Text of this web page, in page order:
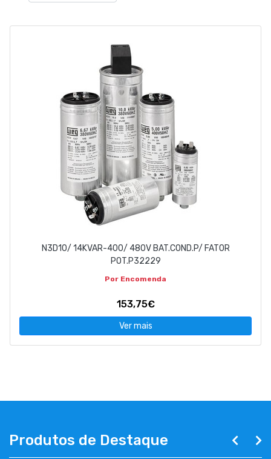
geral@luxivo.pt
N3D10/ 14KVAR-400/ 480V BAT.COND.P/ FATOR
POT.P32229
Por Encomenda
153,75€
Ver mais
Produtos de Destaque